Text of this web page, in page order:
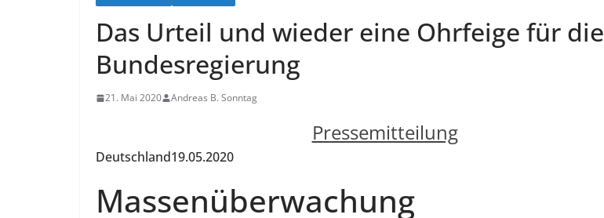
Das Urteil und wieder eine Ohrfeige für die
Bundesregierung
21. Mai 2020 Andreas B. Sonntag
Pressemitteilung
Deutschland19.05.2020
Massenüberwachung